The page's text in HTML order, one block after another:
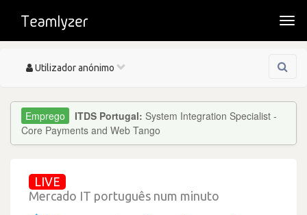
Toggle
Utilizador anónimo
ITDS Portugal: System Integration Specialist -
Core Payments and Web Tango
LIVE
Mercado IT português num minuto